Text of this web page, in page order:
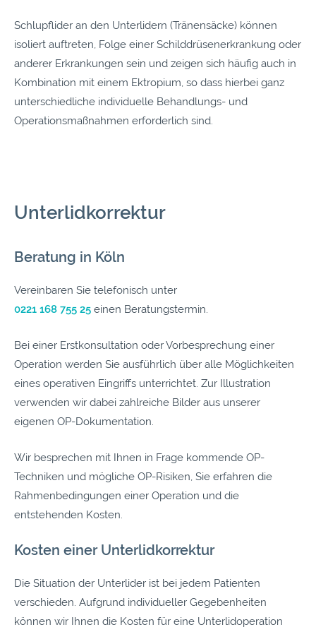
Schlupflider an den Unterlidern (Tränensäcke) können
isoliert auftreten, Folge einer Schilddrüsenerkrankung oder
anderer Erkrankungen sein und zeigen sich häufig auch in
Kombination mit einem Ektropium, so dass hierbei ganz
unterschiedliche individuelle Behandlungs- und
Operationsmaßnahmen erforderlich sind.
Unterlidkorrektur
Beratung in Köln
Vereinbaren Sie telefonisch unter
0221 168 755 25 einen Beratungstermin.
Bei einer Erstkonsultation oder Vorbesprechung einer
Operation werden Sie ausführlich über alle Möglichkeiten
eines operativen Eingriffs unterrichtet. Zur Illustration
verwenden wir dabei zahlreiche Bilder aus unserer
eigenen OP-Dokumentation.
Wir besprechen mit Ihnen in Frage kommende OP-
Techniken und mögliche OP-Risiken, Sie erfahren die
Rahmenbedingungen einer Operation und die
entstehenden Kosten.
Kosten einer Unterlidkorrektur
Die Situation der Unterlider ist bei jedem Patienten
verschieden. Aufgrund individueller Gegebenheiten
können wir Ihnen die Kosten für eine Unterlidoperation